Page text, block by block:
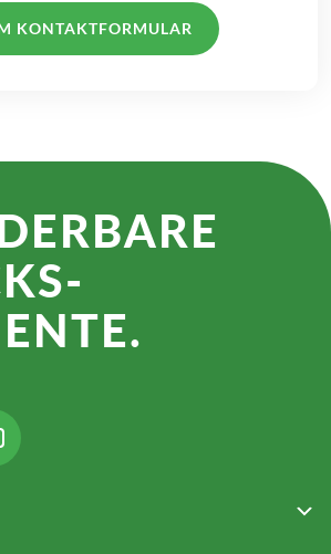
KONTAKTFORMULAR
NEUEM TAB)
IN NEUEM TAB)
ÖFFNET IN NEUEM TAB)